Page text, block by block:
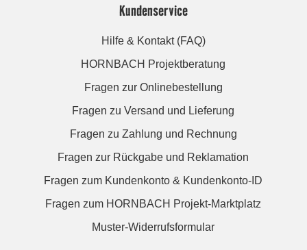
Kundenservice
Hilfe & Kontakt (FAQ)
HORNBACH Projektberatung
Fragen zur Onlinebestellung
Fragen zu Versand und Lieferung
Fragen zu Zahlung und Rechnung
Fragen zur Rückgabe und Reklamation
Fragen zum Kundenkonto & Kundenkonto-ID
Fragen zum HORNBACH Projekt-Marktplatz
Muster-Widerrufsformular